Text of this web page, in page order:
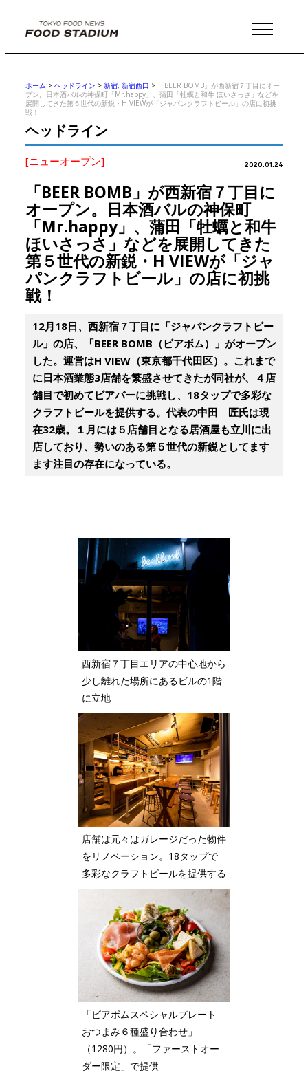
MENU
ホーム > ヘッドライン > 新宿, 新宿西口 >
「BEER BOMB」が西新宿７丁目にオー
プン。日本酒バルの神保町「Mr.happy」、蒲田「牡蠣と和牛 ほいさっさ」などを
展開してきた第５世代の新鋭・H VIEWが「ジャパンクラフトビール」の店に初挑
戦！
ヘッドライン
[ニューオープン] 2020.01.24
「BEER BOMB」が西新宿７丁目に
オープン。日本酒バルの神保町
「Mr.happy」、蒲田「牡蠣と和牛
ほいさっさ」などを展開してきた
第５世代の新鋭・H VIEWが「ジャ
パンクラフトビール」の店に初挑
戦！
12月18日、西新宿７丁目に「ジャパンクラフトビー
ル」の店、「BEER BOMB（ビアボム）」がオープン
した。運営はH VIEW（東京都千代田区）。これまで
に日本酒業態3店舗を繁盛させてきたが同社が、４店
舗目で初めてビアバーに挑戦し、18タップで多彩な
クラフトビールを提供する。代表の中田 匠氏は現
在32歳。１月には５店舗目となる居酒屋も立川に出
店しており、勢いのある第５世代の新鋭としてます
ます注目の存在になっている。
西新宿７丁目エリアの中心地から
少し離れた場所にあるビルの1階
に立地
店舗は元々はガレージだった物件
をリノベーション。18タップで
多彩なクラフトビールを提供する
「ビアボムスペシャルプレート
おつまみ６種盛り合わせ」
（1280円）。「ファーストオー
ダー限定」で提供